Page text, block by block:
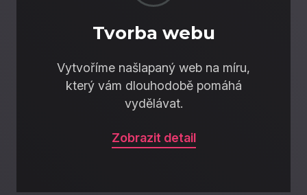
Tvorba webu
Vytvoříme našlapaný web na míru,
který vám dlouhodobě pomáhá
vydělávat.
Zobrazit detail